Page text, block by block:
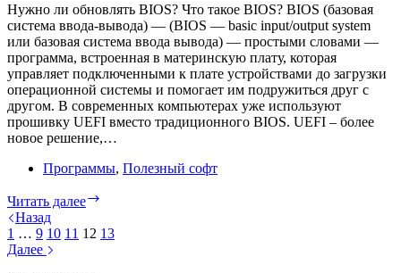
Нужно ли обновлять BIOS? Что такое BIOS? BIOS (базовая
система ввода-вывода) — (BIOS — basic input/output system
или базовая система ввода вывода) — простыми словами —
программа, встроенная в материнскую плату, которая
управляет подключенными к плате устройствами до загрузки
операционной системы и помогает им подружиться друг с
другом. В современных компьютерах уже используют
прошивку UEFI вместо традиционного BIOS. UEFI – более
новое решение,…
Программы, Полезный софт
Читать далее
обновлять
Назад
1 … 9 10 11 12 13
Далее